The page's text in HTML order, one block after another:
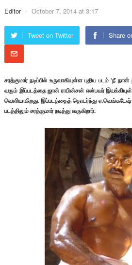
Editor - October 7, 2014 at 3:17
Tweet on Twitter Share
சரத்குமார் நடிப்பில் உருவாகியுள்ள புதிய படம் ‘நீ
வரும் இப்படத்தை ஜான் ராபின்சன் என்பவர்
வெளியாகிறது. இப்படத்தைத் தொடர்ந்து
படத்திலும் சரத்குமார் நடித்து வருகிறார்.